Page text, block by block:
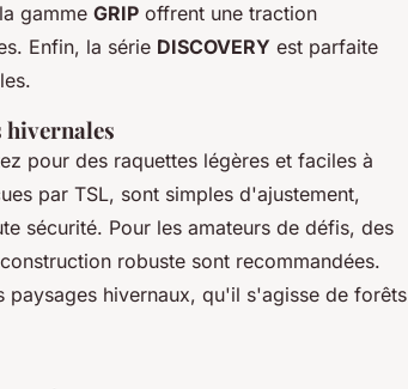
gamme GRIP offrent une traction
Enfin, la série DISCOVERY est parfaite
hivernales
pour des raquettes légères et faciles à
par TSL, sont simples d'ajustement,
sécurité. Pour les amateurs de défis, des
robuste sont recommandées.
hivernaux, qu'il s'agisse de forêts